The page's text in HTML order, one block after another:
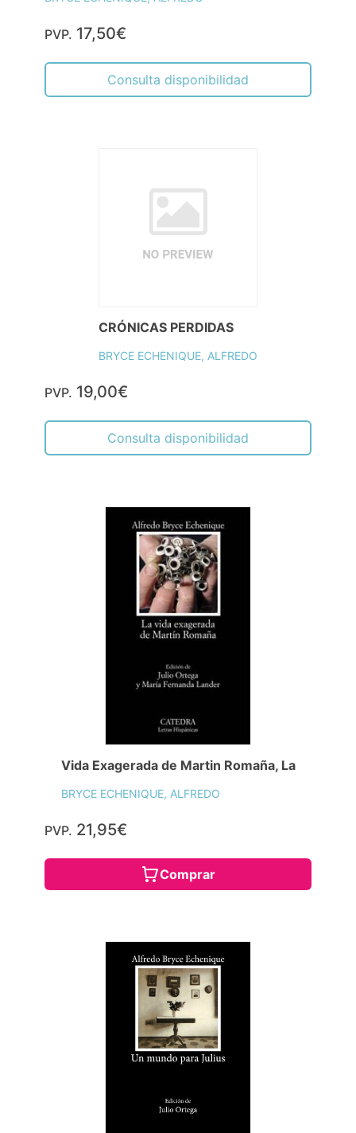
PVP. 17,50€
Consulta disponibilidad
CRÓNICAS PERDIDAS
BRYCE ECHENIQUE, ALFREDO
PVP. 19,00€
Consulta disponibilidad
Vida Exagerada de Martin Romaña, La
BRYCE ECHENIQUE, ALFREDO
PVP. 21,95€
Comprar